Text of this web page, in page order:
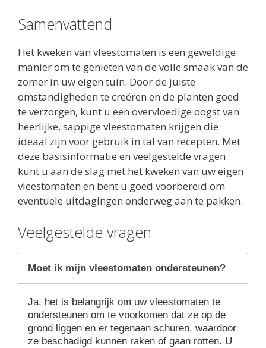
Samenvattend
Het kweken van vleestomaten is een geweldige
manier om te genieten van de volle smaak van de
zomer in uw eigen tuin. Door de juiste
omstandigheden te creëren en de planten goed
te verzorgen, kunt u een overvloedige oogst van
heerlijke, sappige vleestomaten krijgen die
ideaal zijn voor gebruik in tal van recepten. Met
deze basisinformatie en veelgestelde vragen
kunt u aan de slag met het kweken van uw eigen
vleestomaten en bent u goed voorbereid om
eventuele uitdagingen onderweg aan te pakken.
Veelgestelde vragen
Moet ik mijn vleestomaten ondersteunen?
Ja, het is belangrijk om uw vleestomaten te
ondersteunen om te voorkomen dat ze op de
grond liggen en er tegenaan schuren, waardoor
ze beschadigd kunnen raken of gaan rotten. U